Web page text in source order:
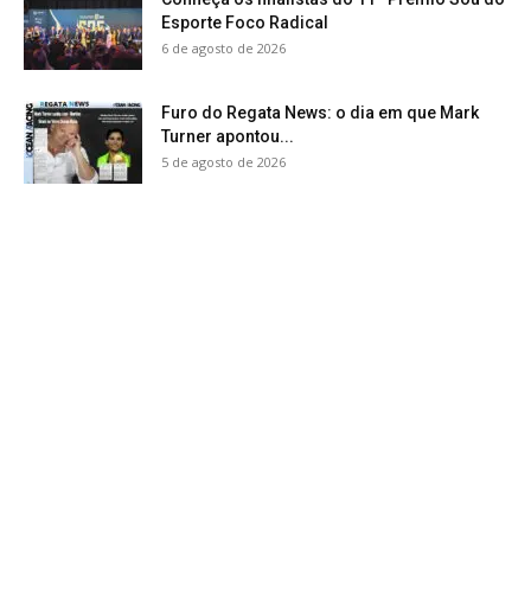
Esporte Foco Radical
6 de agosto de 2026
Furo do Regata News: o dia em que Mark
Turner apontou...
5 de agosto de 2026